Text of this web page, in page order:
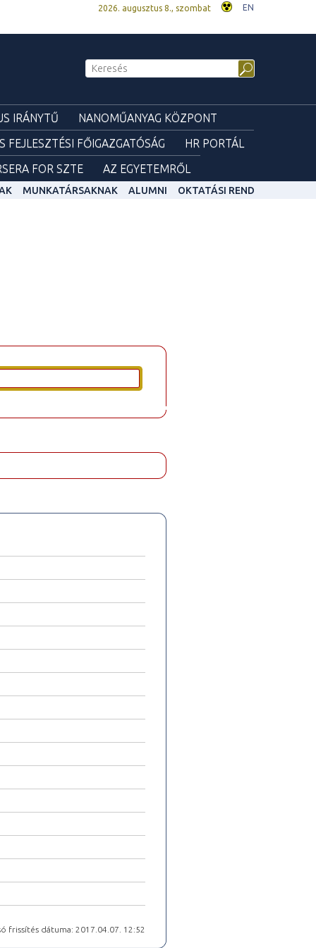
2026. augusztus 8., szombat EN
IRÁNYTŰ
NANOMŰANYAG KÖZPONT
FEJLESZTÉSI FŐIGAZGATÓSÁG
HR PORTÁL
FOR SZTE AZ EGYETEMRŐL
MUNKATÁRSAKNAK ALUMNI OKTATÁSI REND
frissítés dátuma: 2017.04.07. 12:52